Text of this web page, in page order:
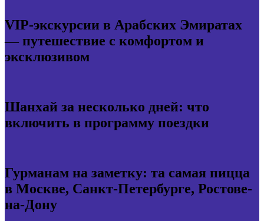
VIP-экскурсии в Арабских Эмиратах
— путешествие с комфортом и
эксклюзивом
Шанхай за несколько дней: что
включить в программу поездки
Гурманам на заметку: та самая пицца
в Москве, Санкт-Петербурге, Ростове-
на-Дону